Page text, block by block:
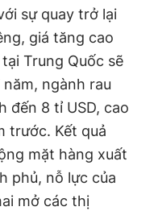
sự quay trở lại
giá tăng cao
Trung Quốc sẽ
ngành rau
đến 8 tỉ USD, cao
trước. Kết quả
mặt hàng xuất
phủ, nỗ lực của
mở các thị